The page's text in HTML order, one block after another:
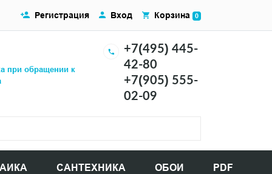
при обращении к
+7(495) 445-
42-80
+7(905) 555-
02-09
САНТЕХНИКА ОБОИ PDF
Регистрация Вход Корзина 0